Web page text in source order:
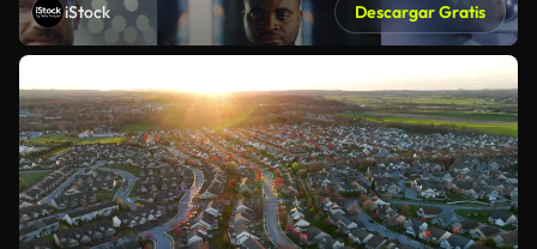
iStock Descargar Gratis